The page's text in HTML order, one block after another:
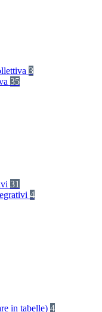
3
35
31
4
in tabelle) 4